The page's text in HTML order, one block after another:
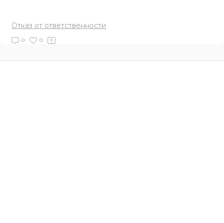
Отказ от ответственности
0 0